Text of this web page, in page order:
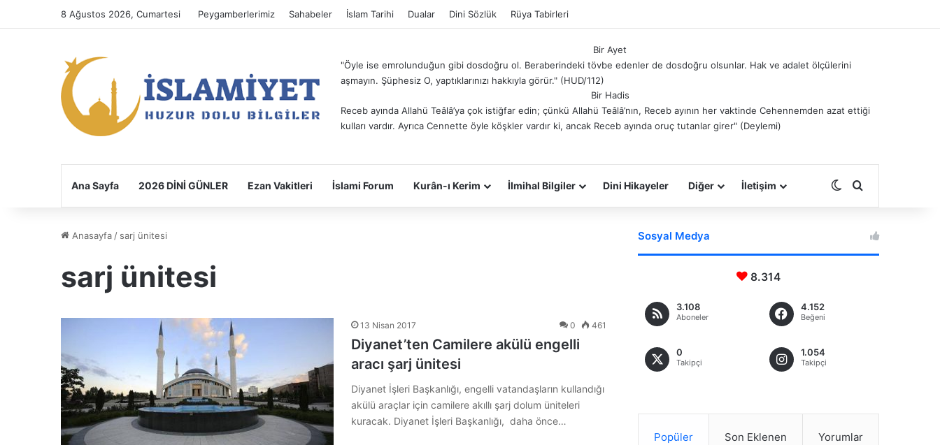
8 Ağustos 2026, Cumartesi Peygamberlerimiz Sahabeler İslam Tarihi Dualar Dini Sözlük Rüya Tabirleri
Bir Ayet
"Öyle ise emrolunduğun gibi dosdoğru ol. Beraberindeki tövbe edenler de dosdoğru olsunlar. Hak ve adalet ölçülerini
aşmayın. Şüphesiz O, yaptıklarınızı hakkıyla görür." (HUD/112)
Bir Hadis
Receb ayında Allahü Teâlâ’ya çok istiğfar edin; çünkü Allahü Teâlâ’nın, Receb ayının her vaktinde Cehennemden azat ettiği
kulları vardır. Ayrıca Cennette öyle köşkler vardır ki, ancak Receb ayında oruç tutanlar girer" (Deylemi)
Ana Sayfa 2026 DİNİ GÜNLER Ezan Vakitleri İslami Forum Kurân-ı Kerim İlmihal Bilgiler Dini Hikayeler Diğer İletişim Dış görünümü
Anasayfa / sarj ünitesi
sarj ünitesi
13 Nisan 2017 0 461
Diyanet’ten Camilere akülü engelli
aracı şarj ünitesi
Diyanet İşleri Başkanlığı, engelli vatandaşların kullandığı
akülü araçlar için camilere akıllı şarj dolum üniteleri
kuracak. Diyanet İşleri Başkanlığı, daha önce…
Sosyal Medya
8.314
3.108
Aboneler
4.152
Beğeni
0
Takipçi
1.054
Takipçi
Popüler Son Eklenen Yorumlar